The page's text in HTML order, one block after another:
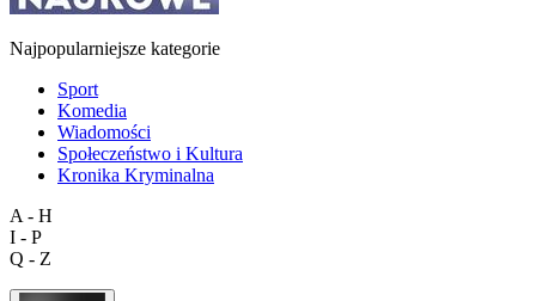
Najpopularniejsze kategorie
Sport
Komedia
Wiadomości
Społeczeństwo i Kultura
Kronika Kryminalna
A - H
I - P
Q - Z